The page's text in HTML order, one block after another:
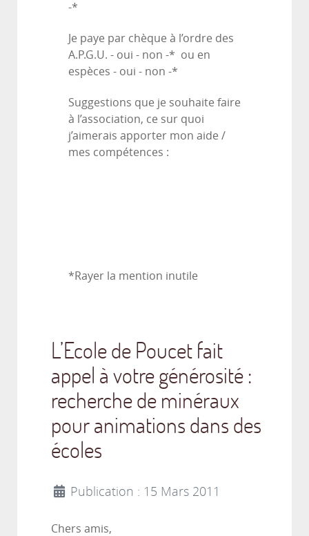
-*
Je paye par chèque à l’ordre des
A.P.G.U. - oui - non -* ou en
espèces - oui - non -*
Suggestions que je souhaite faire
à l’association, ce sur quoi
j’aimerais apporter mon aide /
mes compétences :
*Rayer la mention inutile
L’Ecole de Poucet fait
appel à votre générosité :
recherche de minéraux
pour animations dans des
écoles
Publication : 15 Mars 2011
Chers amis,